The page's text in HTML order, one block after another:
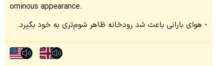
ominous appearance.
هوای بارانی باعث شد رودخانه ظاهر شوم‌تری به خود بگیرد.